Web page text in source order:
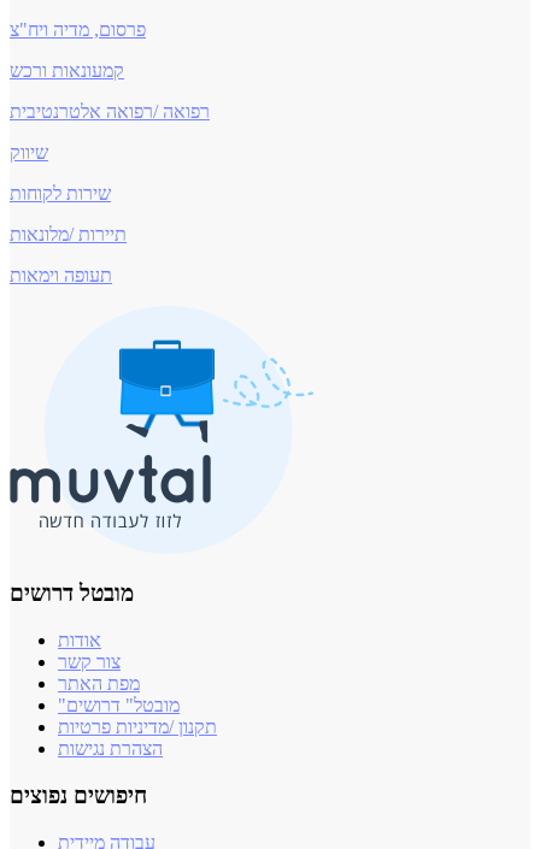
פרסום, מדיה ויח"צ
קמעונאות ורכש
רפואה /רפואה אלטרנטיבית
שיווק
שירות לקוחות
תיירות /מלונאות
תעופה וימאות
מובטל דרושים
אודות
צור קשר
מפת האתר
"מובטל" דרושים
תקנון /מדיניות פרטיות
הצהרת נגישות
חיפושים נפוצים
עבודה מיידית